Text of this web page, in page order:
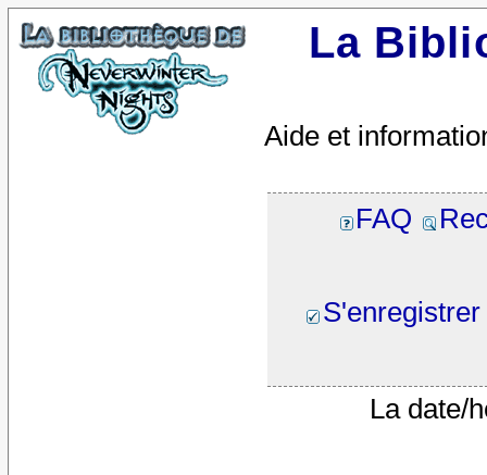
La
Aide et
FAQ
S'enregistrer
La date/